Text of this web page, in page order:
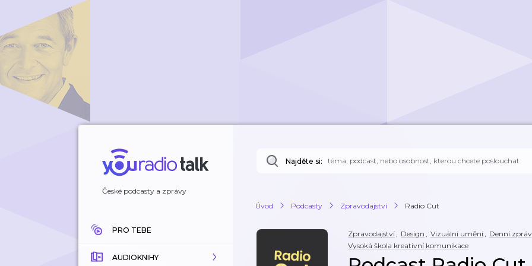
České podcasty a zprávy
PRO TEBE
AUDIOKNIHY
Najděte si:
Úvod Podcasty Zpravodajství Radio Cut
Zpravodajství, Design , Vizuální umění, Denní
Vysoká škola kreativní komunikace